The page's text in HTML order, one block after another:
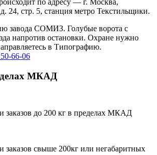
по адресу — г. Москва,
24, стр. 5, станция метро Текстильщики.
завода СОМИЗ. Голубые ворота с
напротив остановки. Охране нужно
в Типографию.
66-06
МКАД
заказов до 200 кг в пределах МКАД
заказов свыше 200кг или негабаритных